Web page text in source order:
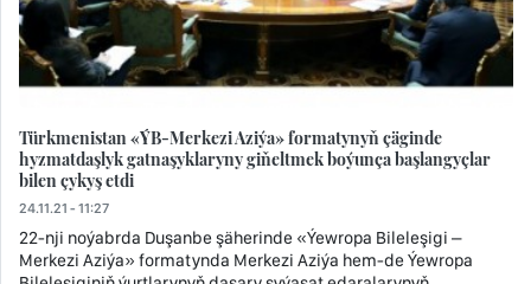
Türkmenistan «ÝB-Merkezi Aziýa» formatynyň çäginde
hyzmatdaşlyk gatnaşyklaryny giňeltmek boýunça başlangyçlar
bilen çykyş etdi
24.11.21 - 11:27
22-nji noýabrda Duşanbe şäherinde «Ýewropa Bileleşigi –
Merkezi Aziýa» formatynda Merkezi Aziýa hem-de Ýewropa